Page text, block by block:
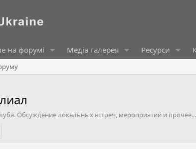
на форумі Медіа галерея Ресурси
Обсуждение локальных встреч, мероприятий и прочее...